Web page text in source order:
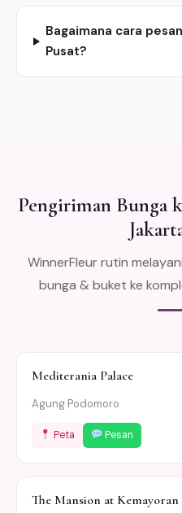
Bagaimana cara
Pusat?
Pengiriman Bunga
WinnerFleur rutin
bunga & buket ke
Mediterania Palace
Agung Podomoro
Peta Pesan
The Mansion at Kemayoran